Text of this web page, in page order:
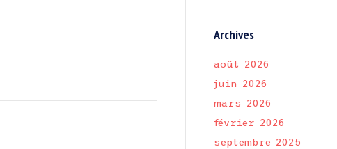
Archives
août 2026
juin 2026
mars 2026
février 2026
septembre 2025